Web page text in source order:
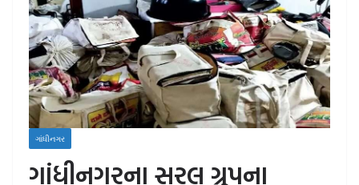
ગાંધીનગર
ગાંધીનગરના સરલ ગ્રુપના